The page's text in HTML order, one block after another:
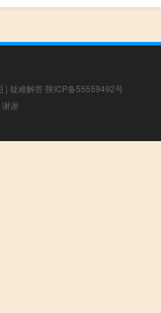
| 疑难解答 陕ICP备55559492号
谢